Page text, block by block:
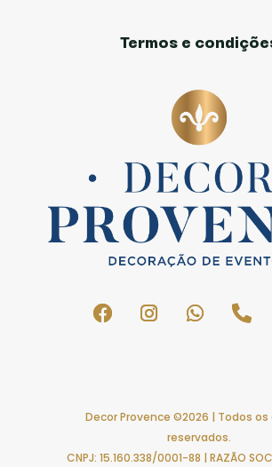
Termos e
Decor Provence ©2026 | Todos
reservados.
CNPJ: 15.160.338/0001-88 | RAZÃO